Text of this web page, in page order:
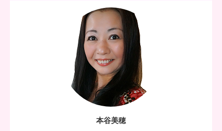
本谷美穂